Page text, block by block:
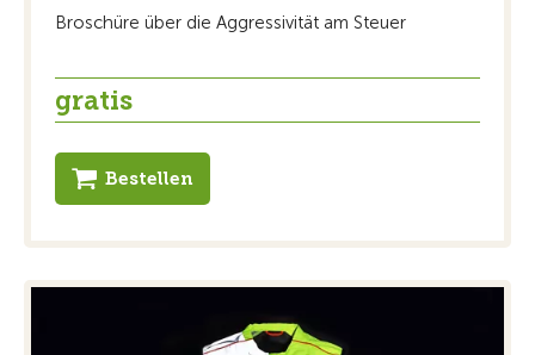
Broschüre über die Aggressivität am Steuer
gratis
Bestellen